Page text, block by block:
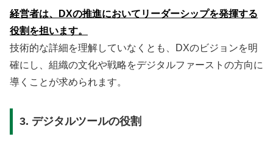
経営者は、DXの推進においてリーダーシップを発揮する
役割を担います。
技術的な詳細を理解していなくとも、DXのビジョンを明
確にし、組織の文化や戦略をデジタルファーストの方向に
導くことが求められます。
3. デジタルツールの役割